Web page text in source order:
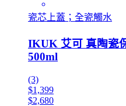
瓷芯上蓋；全瓷觸水
IKUK 艾可 真陶瓷
500ml
(3)
$1,399
$2,680